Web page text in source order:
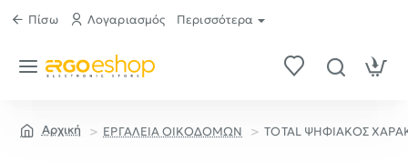
Πίσω Λογαριασμός Περισσότερα
ΕΡΓΑΛΕΙΑ ΟΙΚΟΔΟΜΩΝ TOTAL ΨΗΦΙΑΚΟΣ